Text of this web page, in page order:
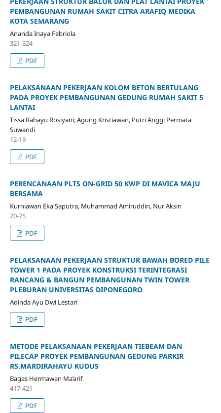
PEMBANGUNAN RUMAH SAKIT CITRA ARAFIQ MEDIKA
KOTA SEMARANG
Ananda Inaya Febriola
321-324
PDF
PELAKSANAAN PEKERJAAN KOLOM BETON BERTULANG
PADA PROYEK PEMBANGUNAN GEDUNG RUMAH SAKIT 5
LANTAI
Tissa Rahayu Rosiyani; Agung Kristiawan, Putri Anggi Permata
Suwandi
12-19
PDF
PERENCANAAN PLTS ON-GRID 50 KWP DI MAVICA MAJU
BERSAMA
Kurniawan Eka Saputra, Muhammad Amiruddin, Nur Aksin
70-75
PDF
PELAKSANAAN PEKERJAAN STRUKTUR BAWAH BORED PILE
TOWER 1 PADA PROYEK KONSTRUKSI TERINTEGRASI
RANCANG & BANGUN PEMBANGUNAN TWIN TOWER
PLEBURAN UNIVERSITAS DIPONEGORO
Adinda Ayu Dwi Lestari
PDF
METODE PELAKSANAAN PEKERJAAN TIEBEAM DAN
PILECAP PROYEK PEMBANGUNAN GEDUNG PARKIR
RS.MARDIRAHAYU KUDUS
Bagas Hermawan Ma’arif
417-421
PDF